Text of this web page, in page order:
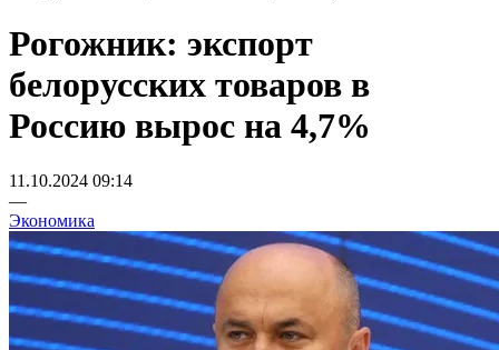
Рогожник: экспорт
белорусских товаров в
Россию вырос на 4,7%
11.10.2024 09:14
—
Экономика